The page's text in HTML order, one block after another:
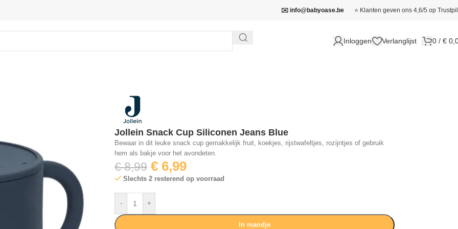
✉️ info@babyoase.be ⭐ Klanten geven ons 4,6/5 op
Inloggen Verlanglijst 0 / €
Jollein Snack Cup Siliconen Jeans Blue
Bewaar in dit leuke snack cup gemakkelijk fruit, koekjes, rijstwafeltjes, rozijntjes of gebruik
hem als bakje voor het avondeten.
€8,99 € 6,99
Slechts 2 resterend op voorraad
- +
In mandje